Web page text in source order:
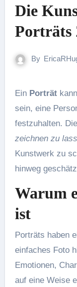
Die
Porträts
By
Ein Porträt
sein, eine
festzuhalten.
zeichnen zu
Kunstwerk zu
hinweg
Warum
ist
Porträts haben
einfaches Foto
Emotionen,
auf eine Weise